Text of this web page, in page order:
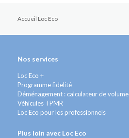
Accueil Loc Eco
Nos services
Loc Eco +
Programme fidelité
Déménagement : calculateur de volume
Véhicules TPMR
Loc Eco pour les professionnels
Plus loin avec Loc Eco